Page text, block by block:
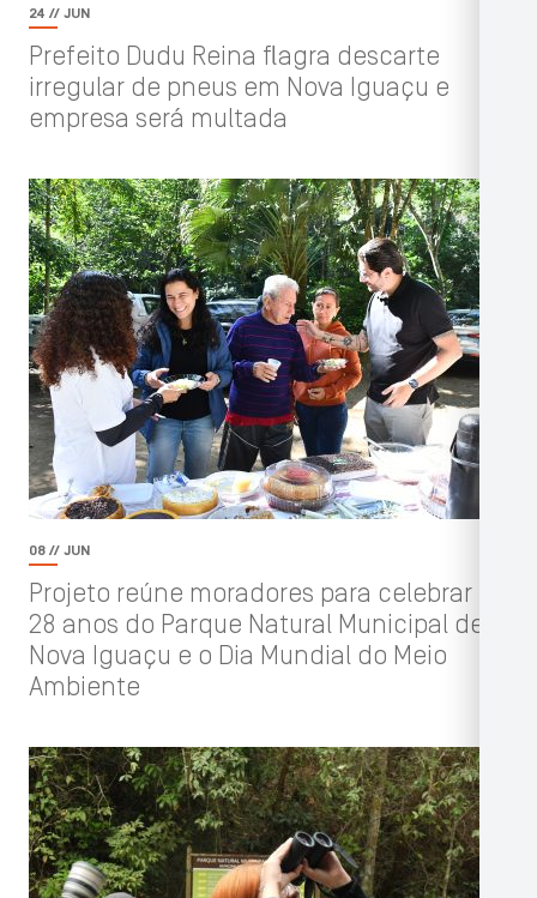
24 // JUN
Prefeito Dudu Reina flagra descarte
irregular de pneus em Nova Iguaçu e
empresa será multada
08 // JUN
Projeto reúne moradores para celebrar os
28 anos do Parque Natural Municipal de
Nova Iguaçu e o Dia Mundial do Meio
Ambiente